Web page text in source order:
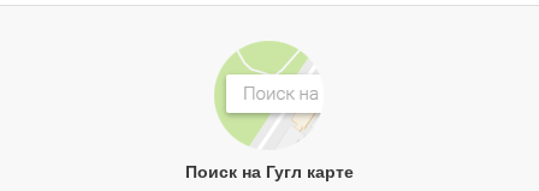
Поиск на Гугл карте